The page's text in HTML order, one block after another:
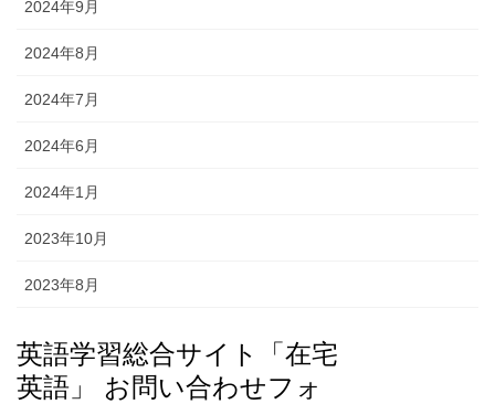
2024年9月
2024年8月
2024年7月
2024年6月
2024年1月
2023年10月
2023年8月